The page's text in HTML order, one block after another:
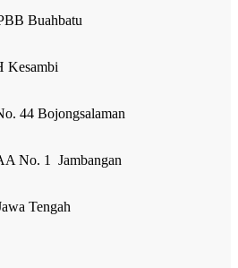
Buahbatu
Kesambi
44 Bojongsalaman
No. 1 Jambangan
Tengah